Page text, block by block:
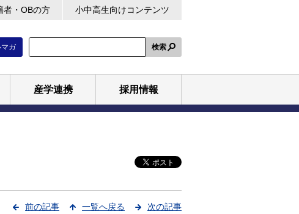
者・OBの方 小中高生向けコンテンツ
マガ 検索
産学連携 採用情報
前の記事 一覧へ戻る 次の記事